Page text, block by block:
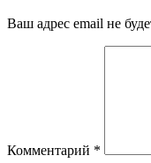
Ваш адрес email не
Комментарий *